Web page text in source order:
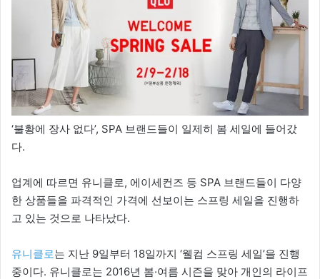
‘불황에 장사 없다’, SPA 브랜드들이 일제히 봄 세일에 들어갔
다.
업계에 따르면 유니클로, 에이세컨즈 등 SPA 브랜드들이 다양
한 상품들을 파격적인 가격에 선보이는 스프링 세일을 진행하
고 있는 것으로 나타났다.
유니클로는 지난 9일부터 18일까지 ‘웰컴 스프링 세일’을 진행
중이다. 유니클로는 2016년 봄·여름 시즌을 맞아 개인의 라이프